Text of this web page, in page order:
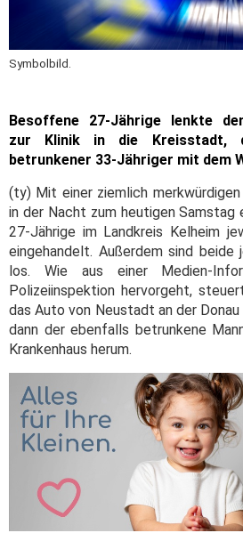
Symbolbild.
Besoffene 27-Jährige lenkte
zur Klinik in die Kreisstadt,
betrunkener 33-Jähriger mit dem
(ty) Mit einer ziemlich
in der Nacht zum heutigen Samstag
27-Jährige im Landkreis Kelheim
eingehandelt. Außerdem sind beide
los. Wie aus einer Medien-
Polizeiinspektion hervorgeht,
das Auto von Neustadt an der
dann der ebenfalls betrunkene
Krankenhaus herum.